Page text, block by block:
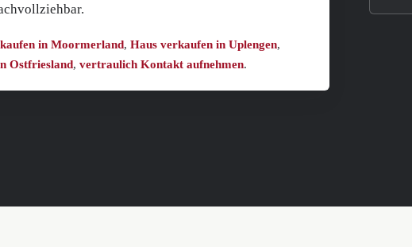
in Moormerland, Haus verkaufen in Uplengen,
Ostfriesland, vertraulich Kontakt aufnehmen.